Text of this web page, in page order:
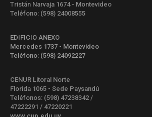
Tristán Narvaja 1674 - Montevideo
Teléfono: (598) 24008555
EDIFICIO ANEXO
Mercedes 1737 - Montevideo
Teléfono: (598) 24092227
CENUR Litoral Norte
Florida 1065 - Sede Paysandú
Teléfonos: (598) 47238342 /
47222291 / 47220221